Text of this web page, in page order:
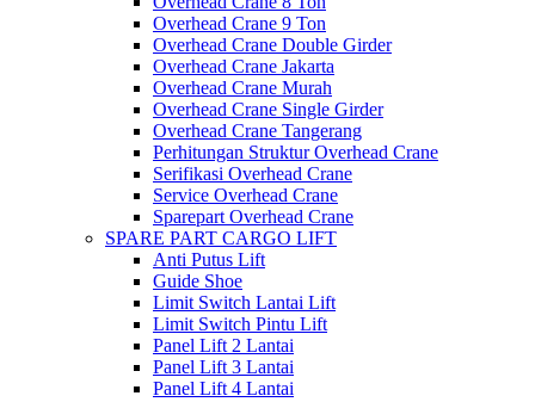
Overhead Crane 9 Ton
Overhead Crane Double Girder
Overhead Crane Jakarta
Overhead Crane Murah
Overhead Crane Single Girder
Overhead Crane Tangerang
Perhitungan Struktur Overhead Crane
Serifikasi Overhead Crane
Service Overhead Crane
Sparepart Overhead Crane
SPARE PART CARGO LIFT
Anti Putus Lift
Guide Shoe
Limit Switch Lantai Lift
Limit Switch Pintu Lift
Panel Lift 2 Lantai
Panel Lift 3 Lantai
Panel Lift 4 Lantai